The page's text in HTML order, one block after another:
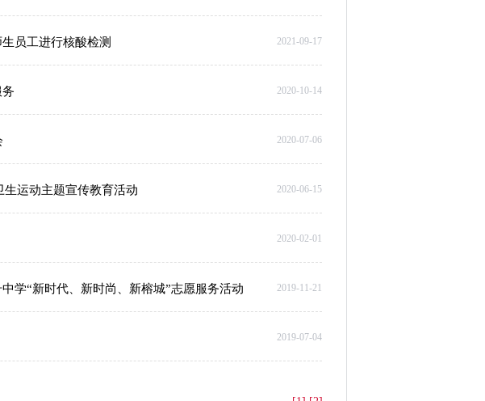
员工进行核酸检测 2021-09-17
2020-10-14
2020-07-06
运动主题宣传教育活动 2020-06-15
2020-02-01
学“新时代、新时尚、新榕城”志愿服务活动 2019-11-21
2019-07-04